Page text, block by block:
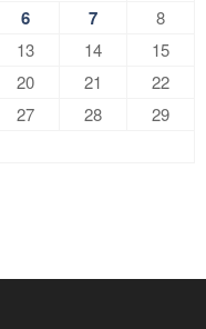
6 7
8
13 14
15
20 21
22
27 28
29